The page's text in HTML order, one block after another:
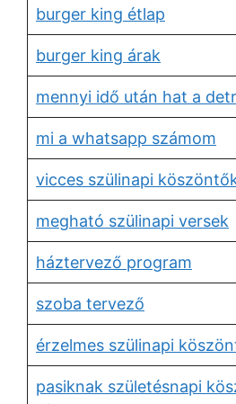
burger king étlap
burger king árak
mennyi idő után hat a
mi a whatsapp számom
vicces szülinapi
megható szülinapi versek
háztervező program
szoba tervező
érzelmes szülinapi
pasiknak születésnapi